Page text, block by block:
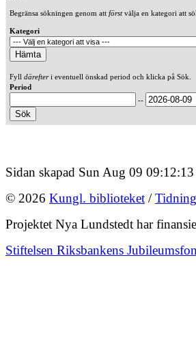
Begränsa sökningen genom att förstvälja en kategori att
Kategori
Fyll därefteri eventuell önskad period och klicka på Sök.
Period
--
Sidan skapad Sun Aug 09
© 2026 Kungl. biblioteket /
Projektet Nya Lundstedt har
Stiftelsen Riksbankens